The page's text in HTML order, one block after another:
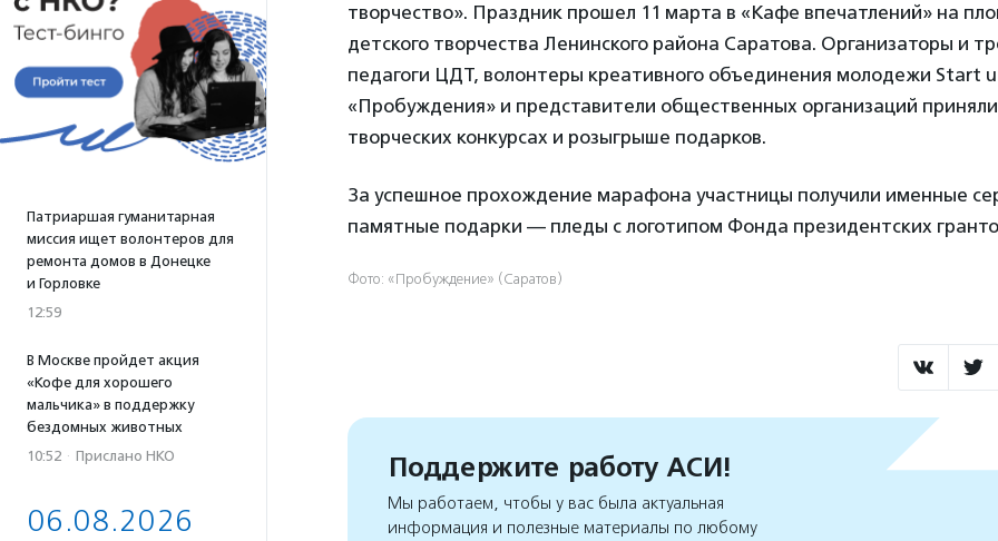
Патриаршая гуманитарная
миссия ищет волонтеров для
ремонта домов в Донецке
и Горловке
12:59
В Москве пройдет акция
«Кофе для хорошего
мальчика» в поддержку
бездомных животных
10:52 · Прислано НКО
06.08.2026
творчество». Праздник прошел 11 марта в «Кафе впечатлений» на
детского творчества Ленинского района Саратова. Организаторы и
педагоги ЦДТ, волонтеры креативного объединения молодежи Start
«Пробуждения» и представители общественных организаций приняли
творческих конкурсах и розыгрыше подарков.
За успешное прохождение марафона участницы получили именные
памятные подарки — пледы с логотипом Фонда президентских
Фото: «Пробуждение» (Саратов)
Поддержите работу АСИ!
Мы работаем, чтобы у вас была актуальная
информация и полезные материалы по любому